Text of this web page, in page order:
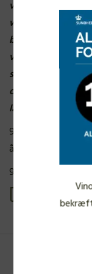
ved at ose intens
weissbier, og så
blød, harmonisk
vaniljecreme,
sidder lige i
og den slutter af
længde.”
94 point, Morten
årgangen
95 p. VINOUS –